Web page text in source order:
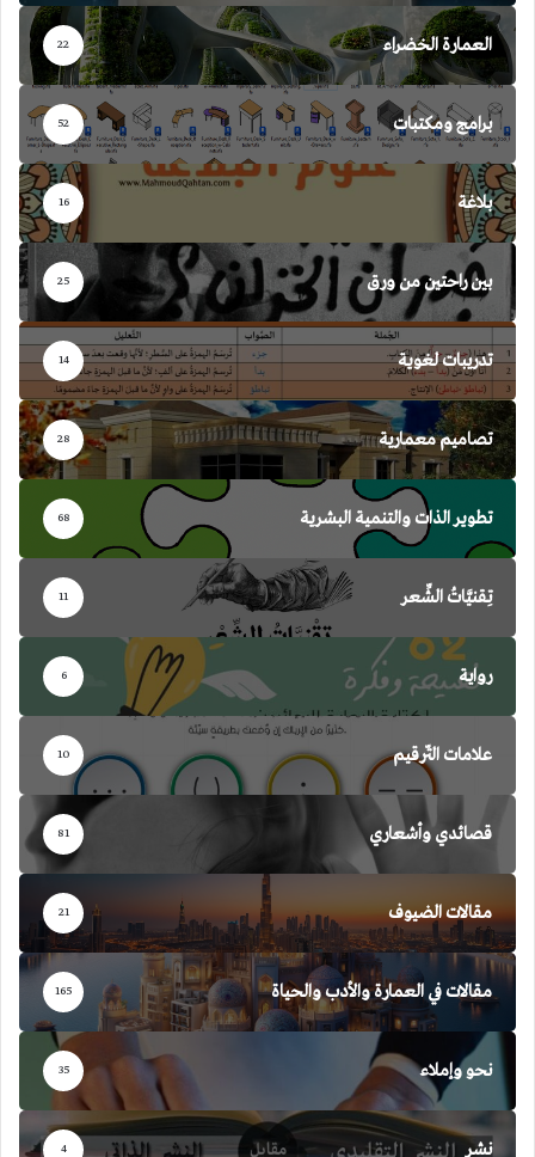
العمارة الخضراء 22
برامج ومكتبات 52
بلاغة 16
بين راحتين من ورق 25
تدريبات لغوية 14
تصاميم معمارية 28
تطوير الذات والتنمية البشرية 68
تِقنيَّاتُ الشِّعر 11
رواية 6
علامات التّرقيم 10
قصائدي وأشعاري 81
مقالات الضيوف 21
مقالات في العمارة والأدب والحياة 165
نحو وإملاء 35
نشر 4